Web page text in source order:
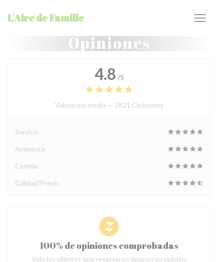
L'Aire de Famille
Opiniones
4.8 /5
Valoración media — 2821 Opiniones
Servicio
Ambiente
Comida
Calidad/Precio
100% de opiniones comprobadas
Solo los clientes que reservaron dejaron su opinión